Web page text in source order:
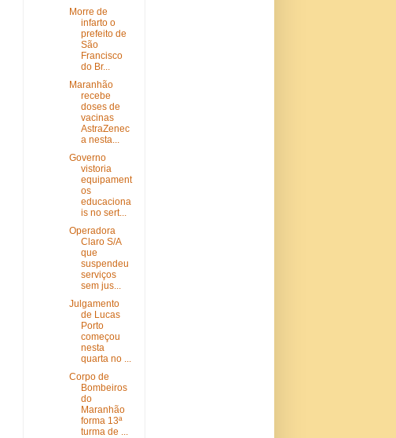
Morre de
infarto o
prefeito de
São
Francisco
do Br...
Maranhão
recebe
doses de
vacinas
AstraZenec
a nesta...
Governo
vistoria
equipament
os
educaciona
is no sert...
Operadora
Claro S/A
que
suspendeu
serviços
sem jus...
Julgamento
de Lucas
Porto
começou
nesta
quarta no ...
Corpo de
Bombeiros
do
Maranhão
forma 13ª
turma de ...